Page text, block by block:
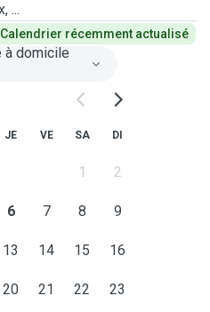
...
Calendrier récemment actualisé
à domicile
JE VE SA DI
1 2
6 7 8 9
13 14 15 16
20 21 22 23